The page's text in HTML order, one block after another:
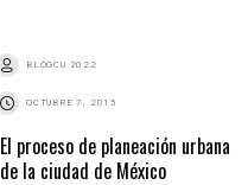
BLOGCU 2022
OCTUBRE 7, 2015
El proceso de planeación urbana
de la ciudad de México